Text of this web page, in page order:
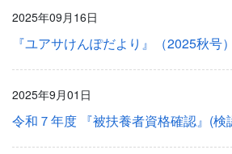
2025年09月16日
『ユアサけんぽだより』（2025秋号
2025年9月01日
令和７年度 『被扶養者資格確認』(検